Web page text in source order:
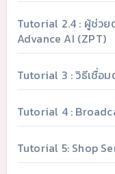
Tutorial 2.4 : ผู้ช่ว
Advance AI (ZPT)
Tutorial 3 : วิธีเชื่อ
Tutorial 4 :
Tutorial 5: Shop